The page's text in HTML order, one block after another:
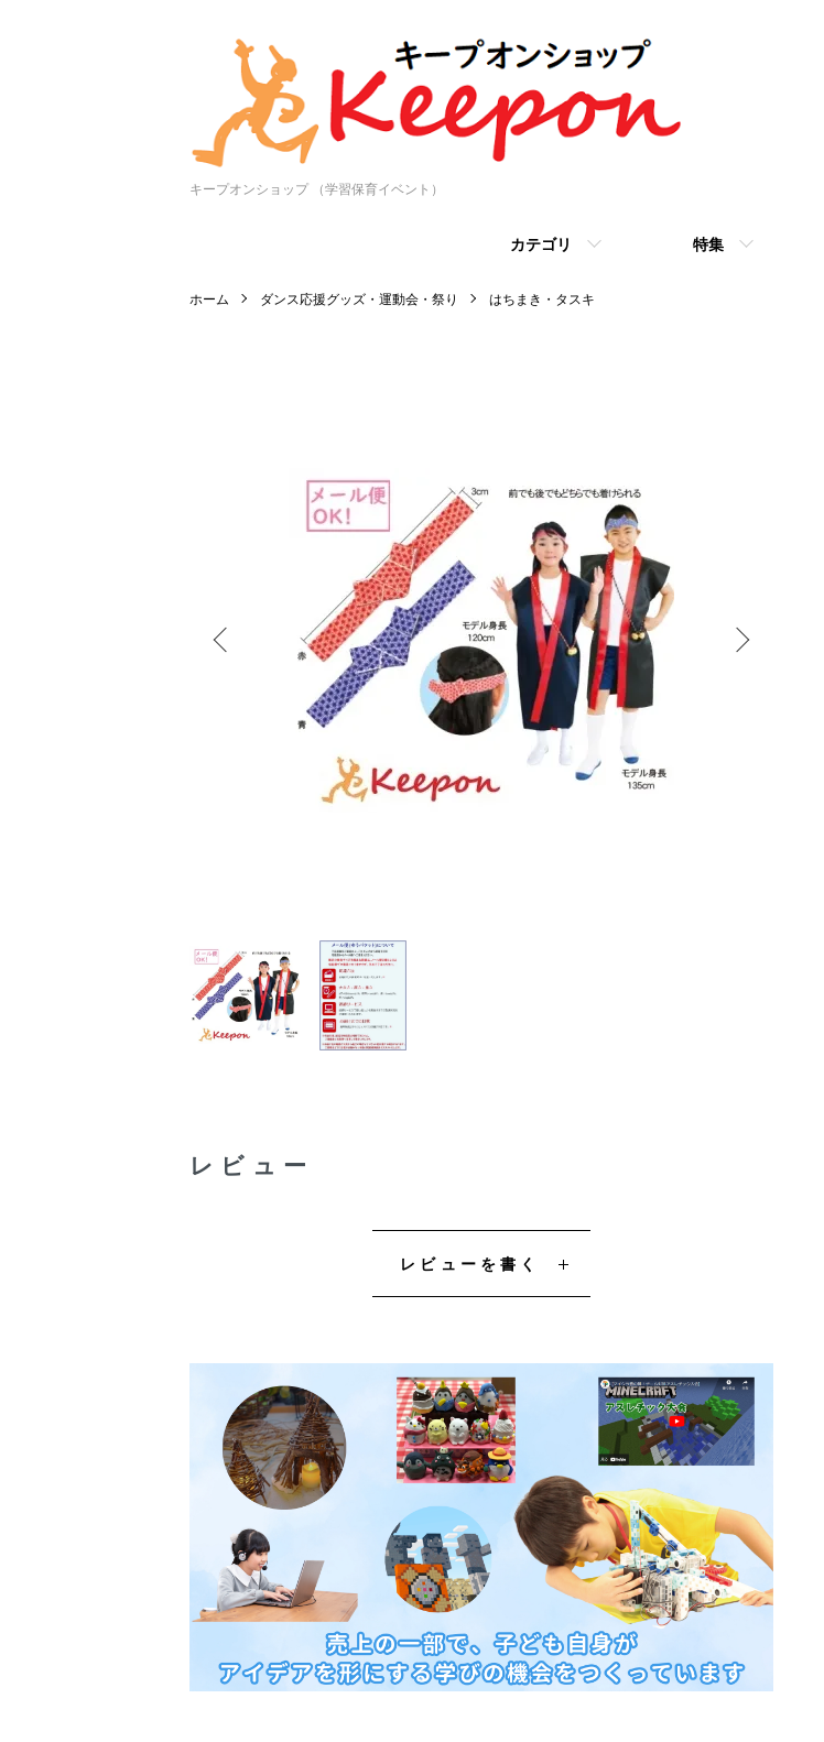
キープオンショップ （学習保育イベント）
カテゴリ 特集
ホーム ダンス応援グッズ・運動会・祭り はちまき・タスキ
レビュー
レビューを書く